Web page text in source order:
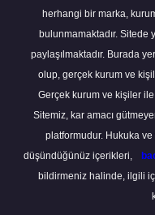
herhangi bir marka,
bulunmamaktadır. Sitede
paylaşılmaktadır. Burada
olup, gerçek kurum ve
Gerçek kurum ve kişiler
Sitemiz, kar amacı
platformudur. Hukuka
düşündüğünüz içerikleri,
bildirmeniz halinde, ilgili